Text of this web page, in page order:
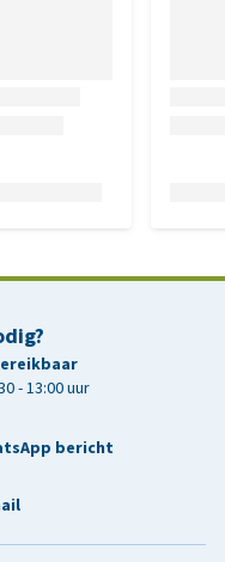
- 13:00 uur
bericht